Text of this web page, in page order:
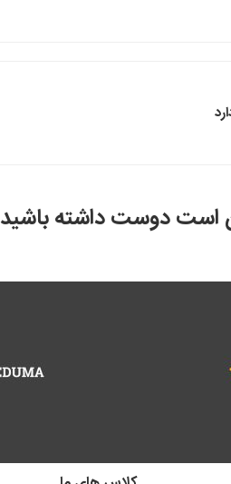
دوست داشته باشید